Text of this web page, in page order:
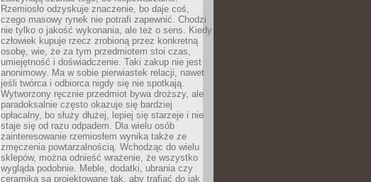
Rzemiosło odzyskuje znaczenie, bo daje coś,
czego masowy rynek nie potrafi zapewnić. Chodzi
nie tylko o jakość wykonania, ale też o sens. Kiedy
człowiek kupuje rzecz zrobioną przez konkretną
osobę, wie, że za tym przedmiotem stoi czas,
umiejętność i doświadczenie. Taki zakup nie jest
anonimowy. Ma w sobie pierwiastek relacji, nawet
jeśli twórca i odbiorca nigdy się nie spotkają.
Wytworzony ręcznie przedmiot bywa droższy, ale
paradoksalnie często okazuje się bardziej
opłacalny, bo służy dłużej, lepiej się starzeje i nie
staje się od razu odpadem. Dla wielu osób
zainteresowanie rzemiosłem wynika także ze
zmęczenia powtarzalnością. Wchodząc do wielu
sklepów, można odnieść wrażenie, że wszystko
wygląda podobnie. Meble, dodatki, ubrania czy
ceramika są projektowane tak, aby trafiać do jak